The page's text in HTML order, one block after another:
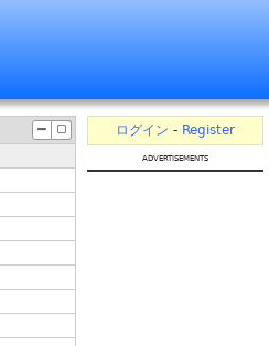
ログイン - Register
advertisements